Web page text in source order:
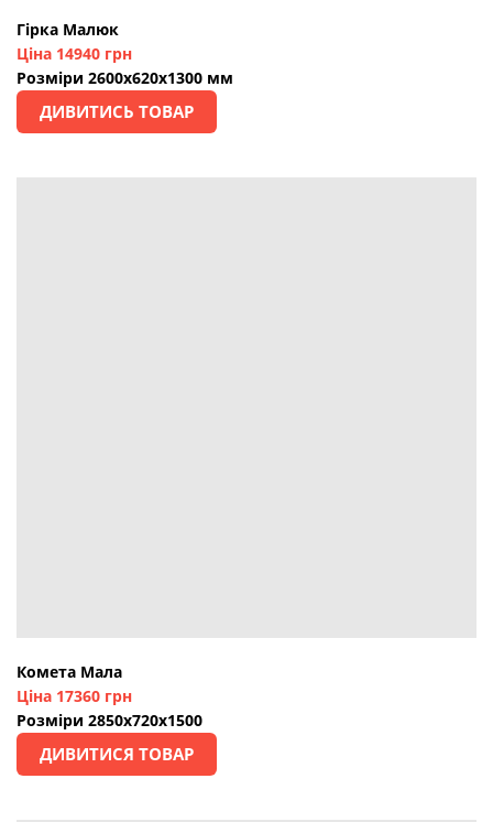
Гірка Малюк
Ціна 14940 грн
Розміри 2600х620х1300 мм
ДИВИТИСЬ ТОВАР
Комета Мала
Ціна 17360 грн
Розміри 2850х720х1500
ДИВИТИСЯ ТОВАР